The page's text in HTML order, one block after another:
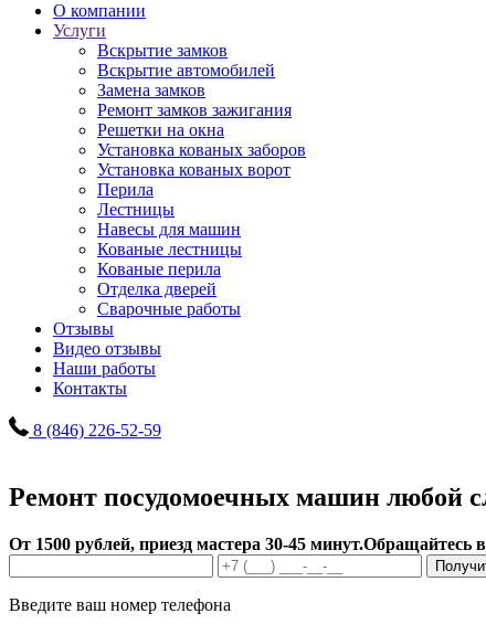
О компании
Услуги
Вскрытие замков
Вскрытие автомобилей
Замена замков
Ремонт замков зажигания
Решетки на окна
Установка кованых заборов
Установка кованых ворот
Перила
Лестницы
Навесы для машин
Кованые лестницы
Кованые перила
Отделка дверей
Сварочные работы
Отзывы
Видео отзывы
Наши работы
Контакты
8 (846) 226-52-59
Ремонт посудомоечных машин любой
От 1500 рублей, приезд мастера 30-45 минут.Обращайтесь
Введите ваш номер телефона